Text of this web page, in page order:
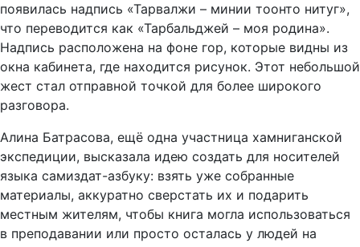
появилась надпись «Тарвалжи – минии тоонто нитуг»,
что переводится как «Тарбальджей – моя родина».
Надпись расположена на фоне гор, которые видны из
окна кабинета, где находится рисунок. Этот небольшой
жест стал отправной точкой для более широкого
разговора.
Алина Батрасова, ещё одна участница хамниганской
экспедиции, высказала идею создать для носителей
языка самиздат-азбуку: взять уже собранные
материалы, аккуратно сверстать их и подарить
местным жителям, чтобы книга могла использоваться
в преподавании или просто осталась у людей на